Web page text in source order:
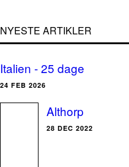
NYESTE ARTIKLER
Italien - 25 dage
24 FEB 2026
Althorp
28 DEC 2022